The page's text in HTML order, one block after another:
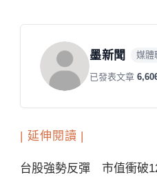
墨新聞 媒體
已發表文章
| 延伸閱讀 |
台股強勢反彈 市值衝破